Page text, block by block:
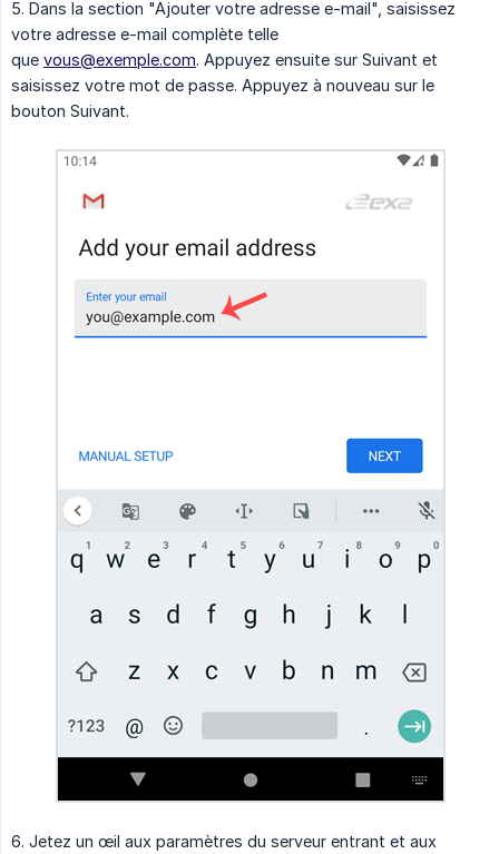
5. Dans la section "Ajouter votre adresse e-mail", saisissez
votre adresse e-mail complète telle
que vous@exemple.com. Appuyez ensuite sur Suivant et
saisissez votre mot de passe. Appuyez à nouveau sur le
bouton Suivant.
6. Jetez un œil aux paramètres du serveur entrant et aux